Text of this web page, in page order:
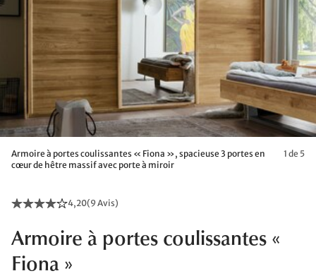
Armoire à portes coulissantes « Fiona », spacieuse 3 portes en
cœur de hêtre massif avec porte à miroir
1 de 5
4,20(9 Avis)
Armoire à portes coulissantes «
Fiona »